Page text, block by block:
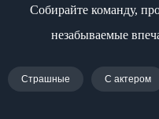
Собирайте команду,
незабываемые
Страшные С актером